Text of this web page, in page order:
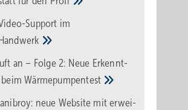
Support im
an – Folge 2: Neue Erkennt­
beimWärme­pumpen­test
neue Web­site mit erwei­